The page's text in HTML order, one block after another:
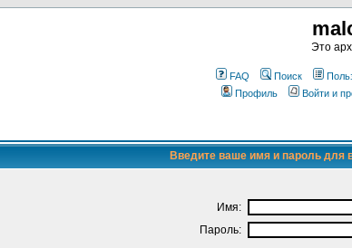
Это
FAQ Поиск
Профиль
Войти и
Введите ваше имя и пароль для
Имя:
Пароль: